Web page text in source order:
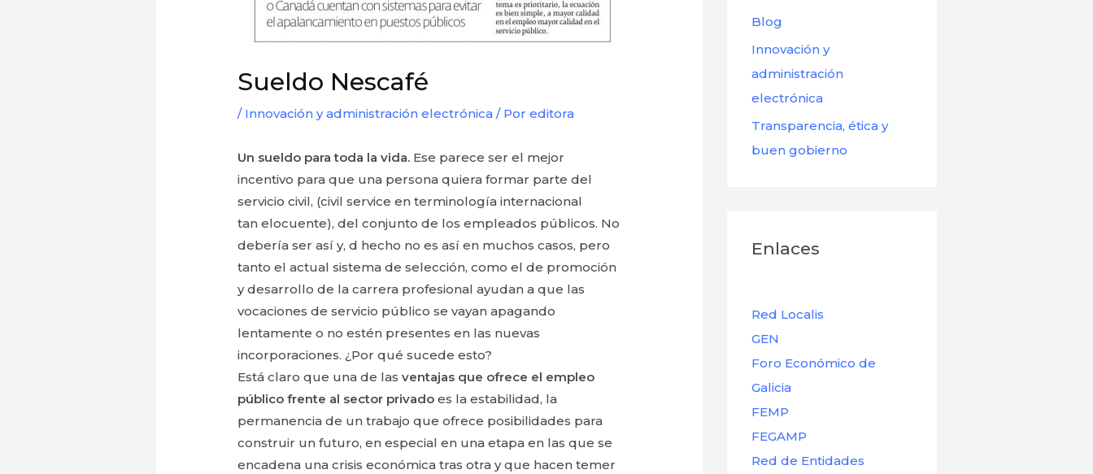
Sueldo Nescafé
/ Innovación y administración electrónica / Poreditora
Un sueldo para toda la vida. Ese parece ser el mejor
incentivo para que una persona quiera formar parte del
servicio civil, (civil service en terminología internacional
tan elocuente), del conjunto de los empleados públicos. No
debería ser así y, d hecho no es así en muchos casos, pero
tanto el actual sistema de selección, como el de promoción
y desarrollo de la carrera profesional ayudan a que las
vocaciones de servicio público se vayan apagando
lentamente o no estén presentes en las nuevas
incorporaciones. ¿Por qué sucede esto?
Está claro que una de lasventajas que ofrece el empleo
público frente al sector privadoes la estabilidad, la
permanencia de un trabajo que ofrece posibilidades para
construir un futuro, en especial en una etapa en las que se
encadena una crisis económica tras otra y que hacen temer
Blog
Innovación y
administración
electrónica
Transparencia, ética y
buen gobierno
Enlaces
Red Localis
GEN
Foro Económico de
Galicia
FEMP
FEGAMP
Red de Entidades